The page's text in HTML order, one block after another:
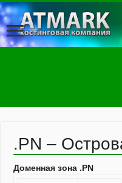
.PN –
Доменная зона .PN